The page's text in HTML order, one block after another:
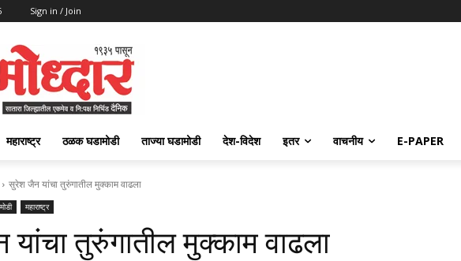
Sign in / Join
महाराष्ट्र ठळक घडामोडी ताज्या घडामोडी देश-विदेश इतर वाचनीय E-PAPER
सुरेश जैन यांचा तुरुंगातील मुक्काम वाढला
महाराष्ट्र
तुरुंगातील मुक्काम वाढला